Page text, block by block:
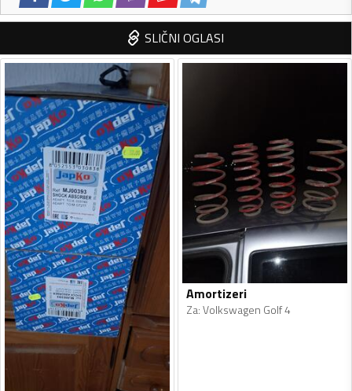
SLIČNI OGLASI
Amortizeri
Za:Volkswagen Golf 4